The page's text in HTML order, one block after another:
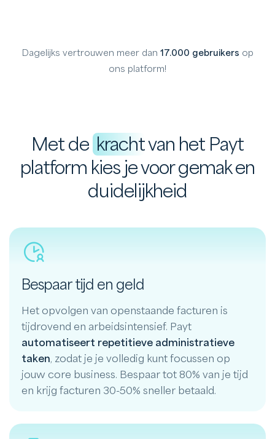
Dagelijks vertrouwen meer dan 17.000 gebruikers op
ons platform!
Met de krachtvan het Payt
platform kies je voor gemak en
duidelijkheid
Bespaar tijd en geld
Het opvolgen van openstaande facturen is
tijdrovend en arbeidsintensief. Payt
automatiseert repetitieve administratieve
taken, zodat je je volledig kunt focussen op
jouw core business. Bespaar tot 80% van je tijd
en krijg facturen 30-50% sneller betaald.